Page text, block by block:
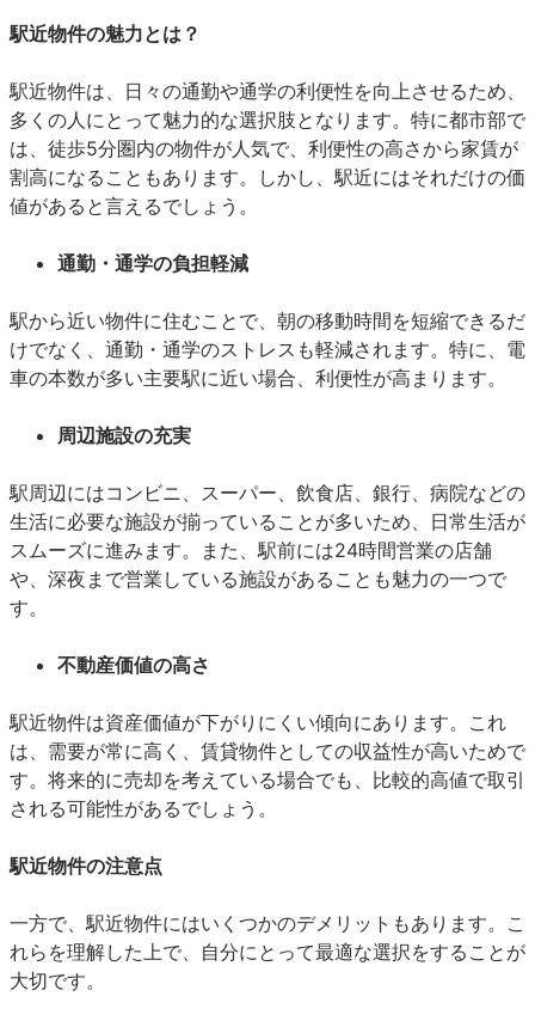
駅近物件の魅力とは？
駅近物件は、日々の通勤や通学の利便性を向上させるため、
多くの人にとって魅力的な選択肢となります。特に都市部で
は、徒歩5分圏内の物件が人気で、利便性の高さから家賃が
割高になることもあります。しかし、駅近にはそれだけの価
値があると言えるでしょう。
通勤・通学の負担軽減
駅から近い物件に住むことで、朝の移動時間を短縮できるだ
けでなく、通勤・通学のストレスも軽減されます。特に、電
車の本数が多い主要駅に近い場合、利便性が高まります。
周辺施設の充実
駅周辺にはコンビニ、スーパー、飲食店、銀行、病院などの
生活に必要な施設が揃っていることが多いため、日常生活が
スムーズに進みます。また、駅前には24時間営業の店舗
や、深夜まで営業している施設があることも魅力の一つで
す。
不動産価値の高さ
駅近物件は資産価値が下がりにくい傾向にあります。これ
は、需要が常に高く、賃貸物件としての収益性が高いためで
す。将来的に売却を考えている場合でも、比較的高値で取引
される可能性があるでしょう。
駅近物件の注意点
一方で、駅近物件にはいくつかのデメリットもあります。こ
れらを理解した上で、自分にとって最適な選択をすることが
大切です。